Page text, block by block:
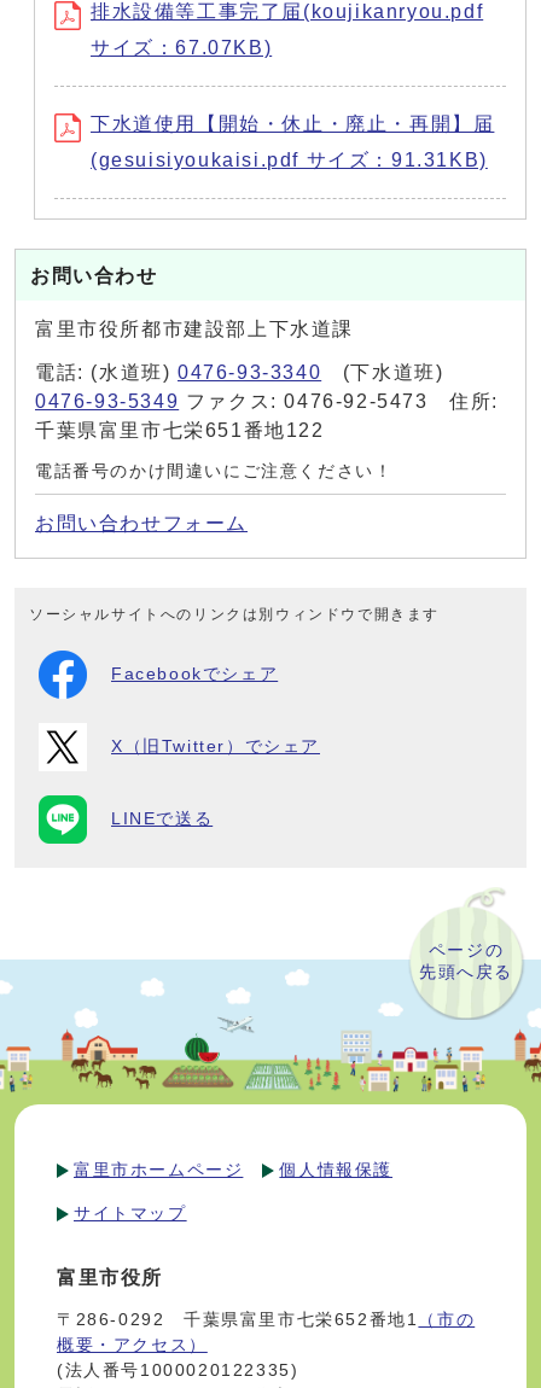
排水設備等工事完了届(koujikanryou.pdf
サイズ：67.07KB)
下水道使用【開始・休止・廃止・再開】届
(gesuisiyoukaisi.pdf サイズ：91.31KB)
お問い合わせ
富里市役所都市建設部上下水道課
電話: (水道班) 0476-93-3340 (下水道班)
0476-93-5349 ファクス: 0476-92-5473 住所:
千葉県富里市七栄651番地122
電話番号のかけ間違いにご注意ください！
お問い合わせフォーム
ソーシャルサイトへのリンクは別ウィンドウで開きます
Facebookでシェア
X（旧Twitter）でシェア
LINEで送る
ページの
先頭へ戻る
富里市ホームページ 個人情報保護
サイトマップ
富里市役所
〒286-0292 千葉県富里市七栄652番地1
（市の
概要・アクセス）
(法人番号1000020122335)